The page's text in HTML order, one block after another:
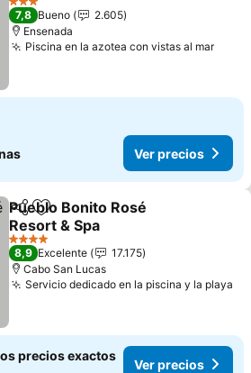
Ver precios
3 Estrellas
7,8 Bueno
2.605
Ensenada
Piscina en la azotea con vistas al marVer
Ver precios
CompartirAgregar a favoritos
Pueblo Bonito Rosé
Resort & Spa
Ver precios
4 Estrellas
8,9 Excelente
17.175
Cabo San Lucas
Servicio dedicado en la piscina y la playa
precios exactos
Ver precios